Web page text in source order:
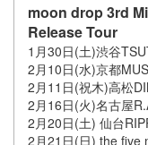
moon drop 3rd
Release Tour
1月30日(土)渋谷
2月10日(水)京都
2月11日(祝木)高松
2月16日(火)名古屋
2月20日(土) 仙台
2月21日(日) the five